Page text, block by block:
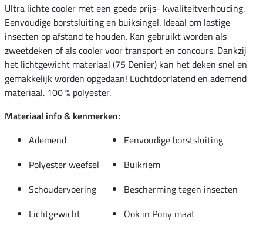
Ultra lichte cooler met een goede prijs- kwaliteitverhouding.
Eenvoudige borstsluiting en buiksingel. Ideaal om lastige
insecten op afstand te houden. Kan gebruikt worden als
zweetdeken of als cooler voor transport en concours. Dankzij
het lichtgewicht materiaal (75 Denier) kan het deken snel en
gemakkelijk worden opgedaan! Luchtdoorlatend en ademend
materiaal. 100 % polyester.
Materiaal info & kenmerken:
Ademend
Eenvoudige borstsluiting
Polyester weefsel
Buikriem
Schoudervoering
Bescherming tegen insecten
Lichtgewicht
Ook in Pony maat